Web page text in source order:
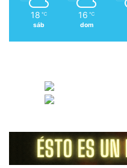
18 ℃
sáb
16 ℃
dom